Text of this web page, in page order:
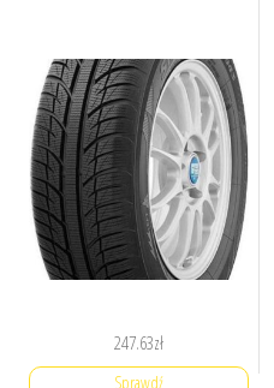
247.63zł
Sprawdź